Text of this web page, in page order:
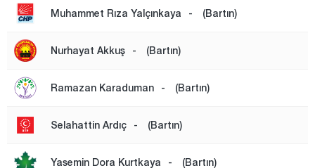
Erzincan
Eskişehir
Gaziantep
Gümüşhane
Hakkari
Muhammet Rıza Yalçınkaya - (Bartın)
Nurhayat Akkuş - (Bartın)
Ramazan Karaduman - (Bartın)
Selahattin Ardıç - (Bartın)
Yasemin Dora Kurtkaya - (Bartın)